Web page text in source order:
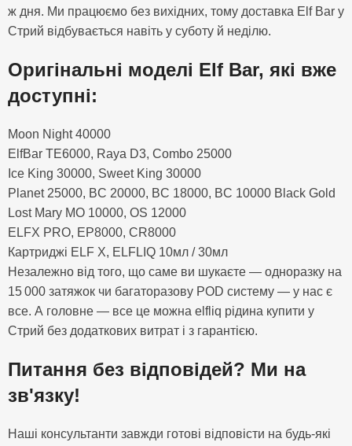
ж дня. Ми працюємо без вихідних, тому доставка Elf Bar у
Стрий відбувається навіть у суботу й неділю.
Оригінальні моделі Elf Bar, які вже
доступні:
Moon Night 40000
ElfBar TE6000, Raya D3, Combo 25000
Ice King 30000, Sweet King 30000
Planet 25000, BC 20000, BC 18000, BC 10000 Black Gold
Lost Mary MO 10000, OS 12000
ELFX PRO, EP8000, CR8000
Картриджі ELF X, ELFLIQ 10мл / 30мл
Незалежно від того, що саме ви шукаєте — одноразку на
15 000 затяжок чи багаторазову POD систему — у нас є
все. А головне — все це можна elfliq рідина купити у
Стрий без додаткових витрат і з гарантією.
Питання без відповідей? Ми на
зв'язку!
Наші консультанти завжди готові відповісти на будь-які